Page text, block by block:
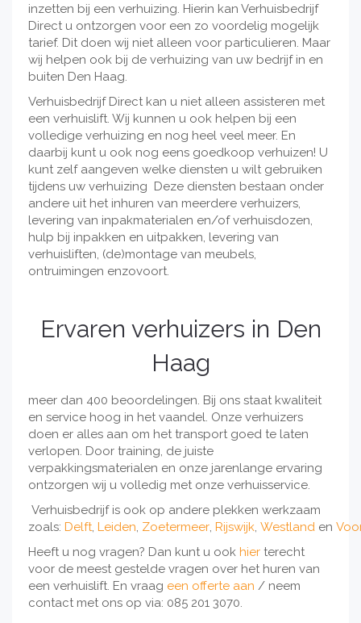
inzetten bij een verhuizing. Hierin kan Verhuisbedrijf
Direct u ontzorgen voor een zo voordelig mogelijk
tarief. Dit doen wij niet alleen voor particulieren. Maar
wij helpen ook bij de verhuizing van uw bedrijf in en
buiten Den Haag.
Verhuisbedrijf Direct kan u niet alleen assisteren met
een verhuislift. Wij kunnen u ook helpen bij een
volledige verhuizing en nog heel veel meer. En
daarbij kunt u ook nog eens goedkoop verhuizen! U
kunt zelf aangeven welke diensten u wilt gebruiken
tijdens uw verhuizing Deze diensten bestaan onder
andere uit het inhuren van meerdere verhuizers,
levering van inpakmaterialen en/of verhuisdozen,
hulp bij inpakken en uitpakken, levering van
verhuisliften, (de)montage van meubels,
ontruimingen enzovoort.
Ervaren verhuizers in Den
Haag
meer dan 400 beoordelingen. Bij ons staat kwaliteit
en service hoog in het vaandel. Onze verhuizers
doen er alles aan om het transport goed te laten
verlopen. Door training, de juiste
verpakkingsmaterialen en onze jarenlange ervaring
ontzorgen wij u volledig met onze verhuisservice.
Verhuisbedrijf is ook op andere plekken werkzaam
zoals: Delft, Leiden, Zoetermeer, Rijswijk, Westland en
Heeft u nog vragen? Dan kunt u ook hier terecht
voor de meest gestelde vragen over het huren van
een verhuislift. En vraag een offerte aan / neem
contact met ons op via: 085 201 3070.